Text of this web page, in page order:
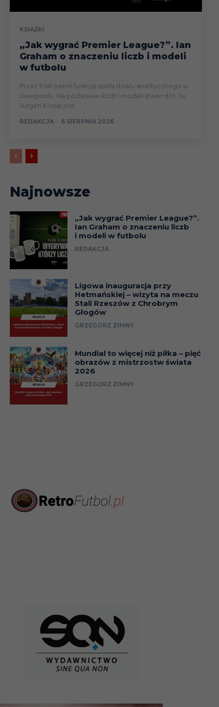
KSIĄŻKI
„Jak wygrać Premier League?”. Ian
Graham o znaczeniu liczb i modeli
w futbolu
Przez 11 lat pełnił funkcję szefa działu analitycznego w
Liverpoolu. Na podstawie liczb i modeli stwierdził, że
Jurgen Klopp jest...
REDAKCJA - 6 SIERPNIA 2026
Najnowsze
„Jak wygrać Premier League?”.
Ian Graham o znaczeniu liczb
i modeli w futbolu
REDAKCJA
Ligowa inauguracja przy
Hetmańskiej – wizyta na meczu
Stali Rzeszów z Chrobrym
Głogów
GRZEGORZ ZIMNY
Mundial to więcej niż piłka – pięć
obrazów z mistrzostw świata
2026
GRZEGORZ ZIMNY